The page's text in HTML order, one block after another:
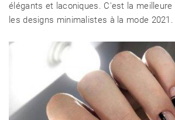
élégants et laconiques. C'est la
les designs minimalistes à la mode 2021.